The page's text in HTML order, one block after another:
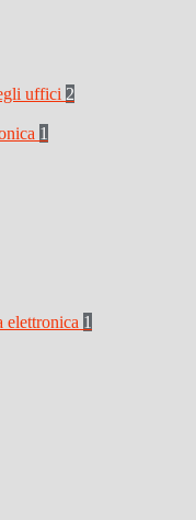
uffici 2
1
elettronica 1